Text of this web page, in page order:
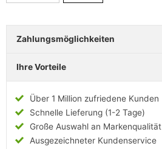
Zahlungsmöglichkeiten
Ihre Vorteile
Über 1 Million zufriedene Kunden
Schnelle Lieferung (1-2 Tage)
Große Auswahl an Markenqualität
Ausgezeichneter Kundenservice